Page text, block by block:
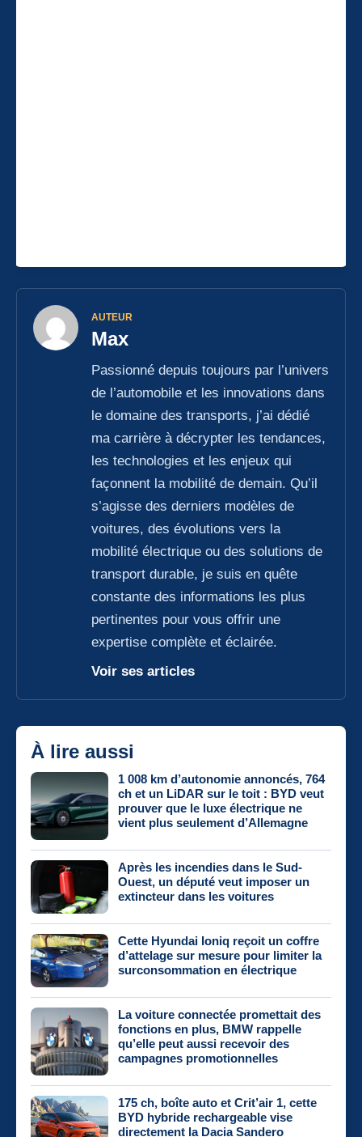
AUTEUR
Max
Passionné depuis toujours par l’univers
de l’automobile et les innovations dans
le domaine des transports, j’ai dédié
ma carrière à décrypter les tendances,
les technologies et les enjeux qui
façonnent la mobilité de demain. Qu’il
s’agisse des derniers modèles de
voitures, des évolutions vers la
mobilité électrique ou des solutions de
transport durable, je suis en quête
constante des informations les plus
pertinentes pour vous offrir une
expertise complète et éclairée.
Voir ses articles
À lire aussi
1 008 km d’autonomie annoncés, 764
ch et un LiDAR sur le toit : BYD veut
prouver que le luxe électrique ne
vient plus seulement d’Allemagne
Après les incendies dans le Sud-
Ouest, un député veut imposer un
extincteur dans les voitures
Cette Hyundai Ioniq reçoit un coffre
d’attelage sur mesure pour limiter la
surconsommation en électrique
La voiture connectée promettait des
fonctions en plus, BMW rappelle
qu’elle peut aussi recevoir des
campagnes promotionnelles
175 ch, boîte auto et Crit’air 1, cette
BYD hybride rechargeable vise
directement la Dacia Sandero